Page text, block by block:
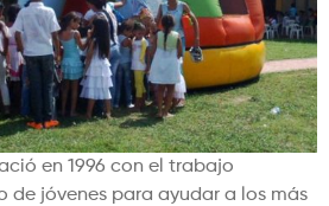
en 1996 con el trabajo
de jóvenes para ayudar a los más